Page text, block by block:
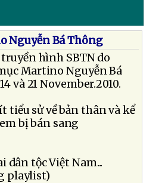
Nguyễn Bá Thông
hình SBTN do
Martino Nguyễn Bá
và 21 November.2010.
tiểu sử về bản thân và kể
bị bán sang
dân tộc Việt Nam...
playlist)